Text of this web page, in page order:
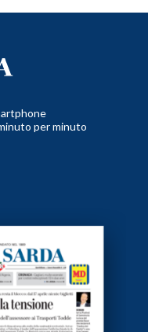
per minuto